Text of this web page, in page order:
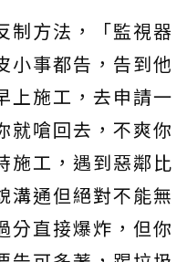
制方法，「監視器
小事都告，告到他
上施工，去申請一
就嗆回去，不爽你
施工，遇到惡鄰比
溝通但絕對不能無
分直接爆炸，但你